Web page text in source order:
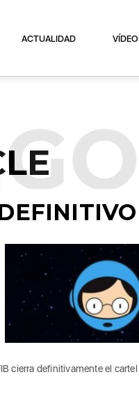
ACTUALIDAD
cierra definitivamente el